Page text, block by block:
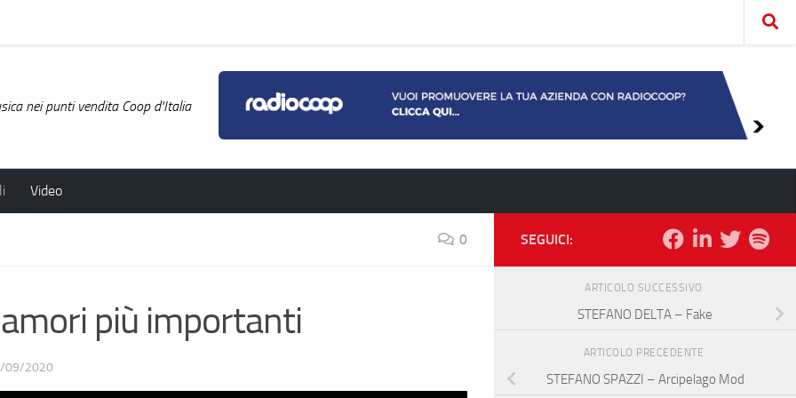
nei punti vendita Coop d'Italia
Video
0
amori più importanti
09/2020
SEGUICI:
ARTICOLO SUCCESSIVO
STEFANO DELTA – Fake
ARTICOLO PRECEDENTE
STEFANO SPAZZI – Arcipelago Mod